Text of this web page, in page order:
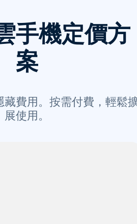
手機定價方
案
藏費用。按需付費，輕鬆
展使用。